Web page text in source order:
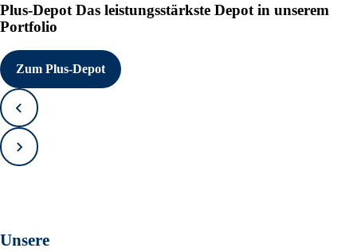
Plus-Depot Das leistungsstärkste Depot in unserem
Portfolio
Zum Plus-Depot
Zurück
Vorwärts
Unsere